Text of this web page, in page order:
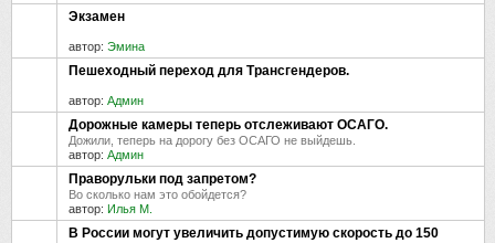
Экзамен
автор: Эмина
Пешеходный переход для Трансгендеров.
автор: Админ
Дорожные камеры теперь отслеживают ОСАГО.
Дожили, теперь на дорогу без ОСАГО не выйдешь.
автор: Админ
Праворульки под запретом?
Во сколько нам это обойдется?
автор: Илья М.
В России могут увеличить допустимую скорость до 150